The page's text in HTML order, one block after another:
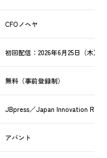
CFOノヘヤ
初回配信：2026年6月25日（木）
無料（事前登録制）
JBpress／Japan Innovation
アバント